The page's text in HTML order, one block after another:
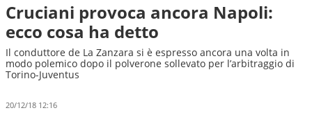
Cruciani provoca ancora Napoli:
ecco cosa ha detto
Il conduttore de La Zanzara si è espresso ancora una volta in
modo polemico dopo il polverone sollevato per l’arbitraggio di
Torino-Juventus
20/12/18 12:16